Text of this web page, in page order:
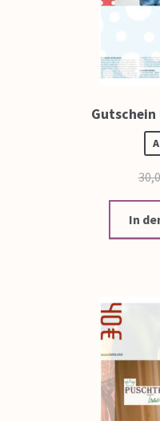
Gutschein
In